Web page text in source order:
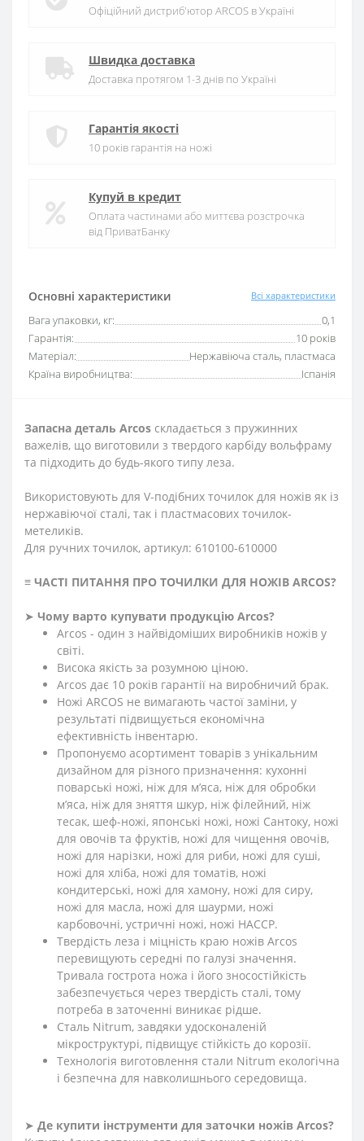
Основні характеристики Всі характеристики
Вага упаковки, кг:
0,1
Гарантія:
10 років
Матеріал:
Нержавіюча сталь, пластмаса
Країна виробництва:
Іспанія
Офіційний дистриб'ютор ARCOS в Україні
Швидка доставка
Доставка протягом 1-3 днів по Україні
Гарантія якості
10 років гарантія на ножі
Купуй в кредит
Оплата частинами або миттєва розстрочка
від ПриватБанку
Запасна деталь Arcos складається з пружинних
важелів, що виготовили з твердого карбіду вольфраму
та підходить до будь-якого типу леза.
Використовують для V-подібних точилок для ножів як із
нержавіючої сталі, так і пластмасових точилок-
метеликів.
Для ручних точилок, артикул: 610100-610000
≡ ЧАСТІ ПИТАННЯ ПРО ТОЧИЛКИ ДЛЯ НОЖІВ ARCOS?
➤ Чому варто купувати продукцію Arcos?
Arcos - один з найвідоміших виробників ножів у
світі.
Висока якість за розумною ціною.
Arcos дає 10 років гарантії на виробничий брак.
Ножі ARCOS не вимагають частої заміни, у
результаті підвищується економічна
ефективність інвентарю.
Пропонуємо асортимент товарів з унікальним
дизайном для різного призначення: кухонні
поварські ножі, ніж для м’яса, ніж для обробки
м’яса, ніж для зняття шкур, ніж філейний, ніж
тесак, шеф-ножі, японські ножі, ножі Сантоку, ножі
для овочів та фруктів, ножі для чищення овочів,
ножі для нарізки, ножі для риби, ножі для суші,
ножі для хліба, ножі для томатів, ножі
кондитерські, ножі для хамону, ножі для сиру,
ножі для масла, ножі для шаурми, ножі
карбовочні, устричні ножі, ножі HACCP.
Твердість леза і міцність краю ножів Arcos
перевищують середні по галузі значення.
Тривала гострота ножа і його зносостійкість
забезпечується через твердість сталі, тому
потреба в заточенні виникає рідше.
Сталь Nitrum, завдяки удосконаленій
мікроструктурі, підвищує стійкість до корозії.
Технологія виготовлення стали Nitrum екологічна
і безпечна для навколишнього середовища.
➤ Де купити інструменти для заточки ножів Arcos?